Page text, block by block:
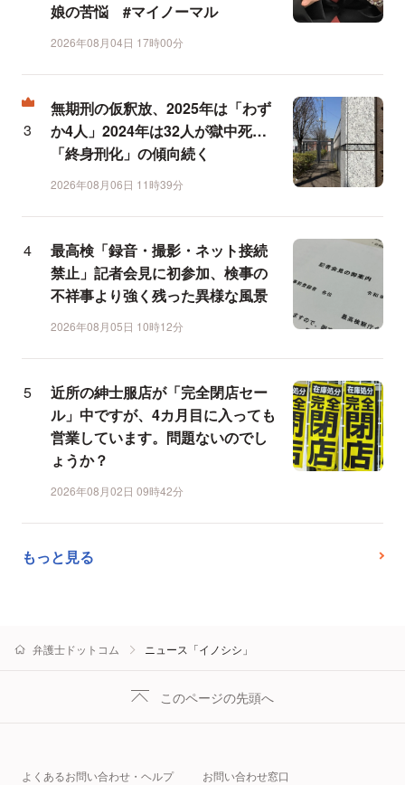
娘の苦悩 #マイノーマル
2026年08月04日 17時00分
無期刑の仮釈放、2025年は「わず
か4人」2024年は32人が獄中死…
「終身刑化」の傾向続く
2026年08月06日 11時39分
最高検「録音・撮影・ネット接続
禁止」記者会見に初参加、検事の
不祥事より強く残った異様な風景
2026年08月05日 10時12分
近所の紳士服店が「完全閉店セー
ル」中ですが、4カ月目に入っても
営業しています。問題ないのでし
ょうか？
2026年08月02日 09時42分
もっと見る
弁護士ドットコム ニュース「イノシシ」
このページの先頭へ
よくあるお問い合わせ・ヘルプ お問い合わせ窓口